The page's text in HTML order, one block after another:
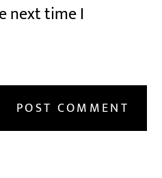
next time I